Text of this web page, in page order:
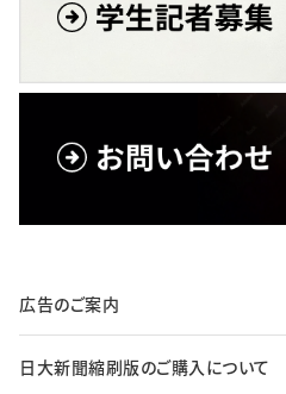
広告のご案内
日大新聞縮刷版のご購入について